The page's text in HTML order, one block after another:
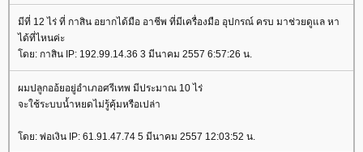
มีที่ 12 ไร่ ที่ กาสิน อยากได้มือ อาชีพ ที่มีเครื่องมือ อุปกรณ์ ครบ มาช่วยดูแล หา
ได้ที่ไหนค่ะ
ดย: กาสิน IP: 192.99.14.36 3 มีนาคม 2557 6:57:26 น.
ผมปลูกออ้ยอยู่อำเภอศรีเทพ มีประมาณ 10 ไร่
จะใช้ระบบน้ำหยดไม่รู้คุ้มหรือเปล่า
ดย: พ่อเงิน IP: 61.91.47.74 5 มีนาคม 2557 12:03:52 น.